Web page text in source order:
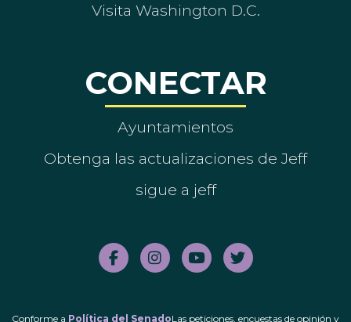
Visita Washington D.C.
CONECTAR
Ayuntamientos
Obtenga las actualizaciones de Jeff
sigue a jeff
Conforme a Política del SenadoLas peticiones, encuestas de opinión y